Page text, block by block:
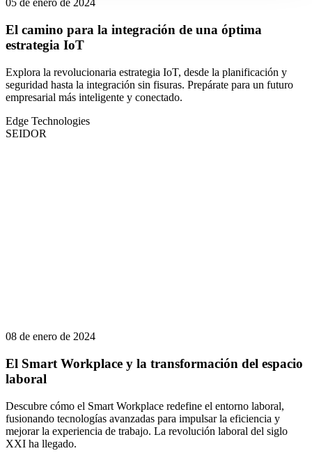
05 de enero de 2024
El camino para la integración de una óptima
estrategia IoT
Explora la revolucionaria estrategia IoT, desde la planificación y
seguridad hasta la integración sin fisuras. Prepárate para un futuro
empresarial más inteligente y conectado.
Edge Technologies
SEIDOR
08 de enero de 2024
El Smart Workplace y la transformación del espacio
laboral
Descubre cómo el Smart Workplace redefine el entorno laboral,
fusionando tecnologías avanzadas para impulsar la eficiencia y
mejorar la experiencia de trabajo. La revolución laboral del siglo
XXI ha llegado.